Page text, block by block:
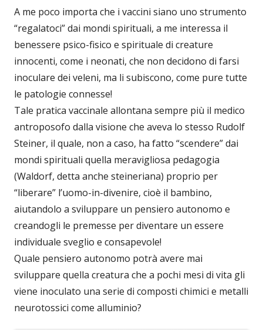
A me poco importa che i vaccini siano uno strumento
“regalatoci” dai mondi spirituali, a me interessa il
benessere psico-fisico e spirituale di creature
innocenti, come i neonati, che non decidono di farsi
inoculare dei veleni, ma li subiscono, come pure tutte
le patologie connesse!
Tale pratica vaccinale allontana sempre più il medico
antroposofo dalla visione che aveva lo stesso Rudolf
Steiner, il quale, non a caso, ha fatto “scendere” dai
mondi spirituali quella meravigliosa pedagogia
(Waldorf, detta anche steineriana) proprio per
“liberare” l’uomo-in-divenire, cioè il bambino,
aiutandolo a sviluppare un pensiero autonomo e
creandogli le premesse per diventare un essere
individuale sveglio e consapevole!
Quale pensiero autonomo potrà avere mai
sviluppare quella creatura che a pochi mesi di vita gli
viene inoculato una serie di composti chimici e metalli
neurotossici come alluminio?